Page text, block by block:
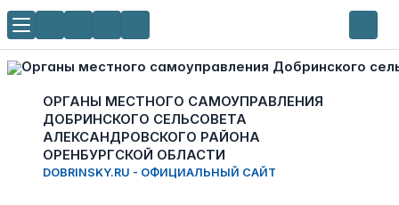
ОРГАНЫ МЕСТНОГО САМОУПРАВЛЕНИЯ
ДОБРИНСКОГО СЕЛЬСОВЕТА
АЛЕКСАНДРОВСКОГО РАЙОНА
ОРЕНБУРГСКОЙ ОБЛАСТИ
DOBRINSKY.RU - ОФИЦИАЛЬНЫЙ САЙТ